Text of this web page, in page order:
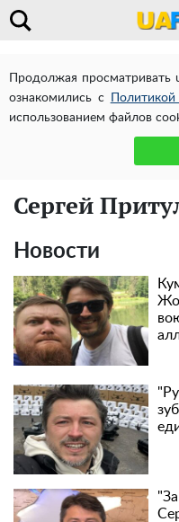
Продолжая
ознакомились с
использованием файлов
Сергей
Новости